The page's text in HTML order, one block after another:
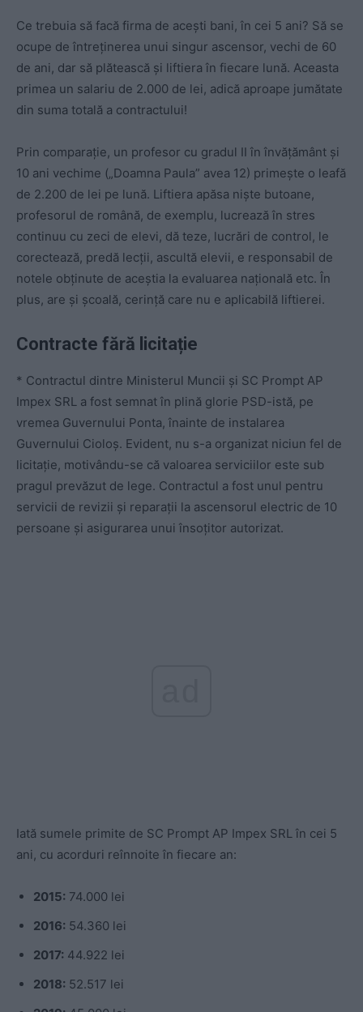
Ce trebuia să facă firma de acești bani, în cei 5 ani? Să se
ocupe de întreținerea unui singur ascensor, vechi de 60
de ani, dar să plătească și liftiera în fiecare lună. Aceasta
primea un salariu de 2.000 de lei, adică aproape jumătate
din suma totală a contractului!
Prin comparație, un profesor cu gradul II în învățământ și
10 ani vechime („Doamna Paula” avea 12) primește o leafă
de 2.200 de lei pe lună. Liftiera apăsa niște butoane,
profesorul de română, de exemplu, lucrează în stres
continuu cu zeci de elevi, dă teze, lucrări de control, le
corectează, predă lecții, ascultă elevii, e responsabil de
notele obținute de aceștia la evaluarea națională etc. În
plus, are și școală, cerință care nu e aplicabilă liftierei.
Contracte fără licitație
* Contractul dintre Ministerul Muncii și SC Prompt AP
Impex SRL a fost semnat în plină glorie PSD-istă, pe
vremea Guvernului Ponta, înainte de instalarea
Guvernului Cioloș. Evident, nu s-a organizat niciun fel de
licitație, motivându-se că valoarea serviciilor este sub
pragul prevăzut de lege. Contractul a fost unul pentru
servicii de revizii și reparații la ascensorul electric de 10
persoane și asigurarea unui însoțitor autorizat.
Iată sumele primite de SC Prompt AP Impex SRL în cei 5
ani, cu acorduri reînnoite în fiecare an:
2015: 74.000 lei
2016: 54.360 lei
2017: 44.922 lei
2018: 52.517 lei